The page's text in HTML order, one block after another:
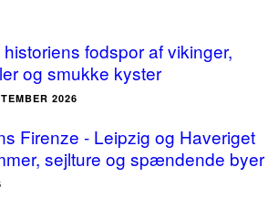
fodspor af vikinger,
og smukke kyster
2026
Firenze - Leipzig og Haveriget
sejlture og spændende byer